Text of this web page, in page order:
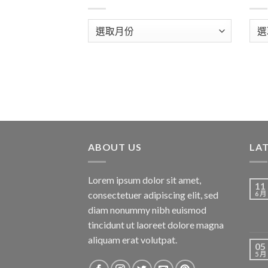
整
類
ABOUT US
Lorem ipsum dolor sit amet,
consectetuer adipiscing elit, sed
diam nonummy nibh euismod
tincidunt ut laoreet dolore magna
aliquam erat volutpat.
11
6 月
05
5 月